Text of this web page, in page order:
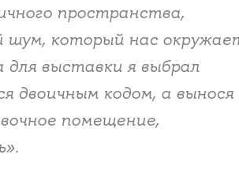
пространства,
который нас
для выставки я выбрал
двоичным кодом, а вынося
помещение,